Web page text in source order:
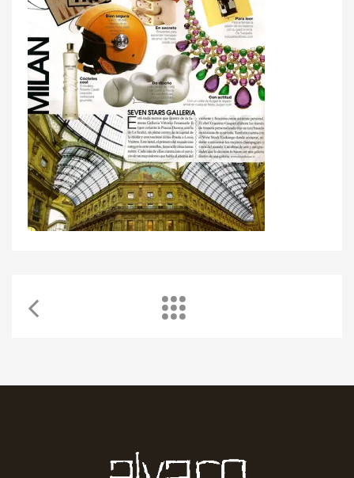
alvaro@alvarocastro.com